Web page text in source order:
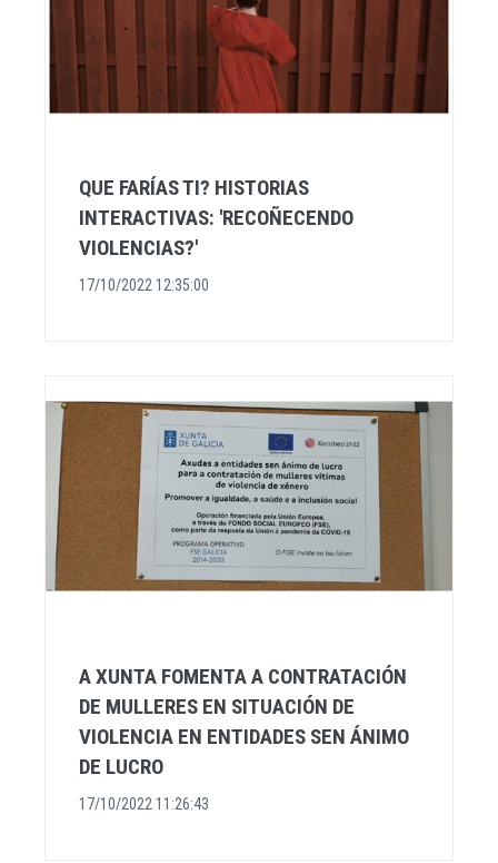
QUE FARÍAS TI? HISTORIAS
INTERACTIVAS: 'RECOÑECENDO
VIOLENCIAS?'
17/10/2022 12:35:00
A XUNTA FOMENTA A CONTRATACIÓN
DE MULLERES EN SITUACIÓN DE
VIOLENCIA EN ENTIDADES SEN ÁNIMO
DE LUCRO
17/10/2022 11:26:43